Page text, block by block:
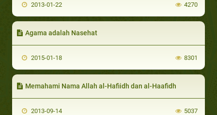
2013-01-22 4270
Agama adalah Nasehat
2015-01-18 8301
Memahami Nama Allah al-Hafiidh dan al-Haafidh
2013-09-14 5037